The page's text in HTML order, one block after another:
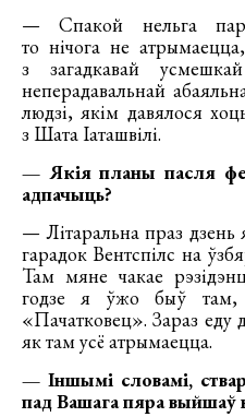
— Спакой нельга
то нічога не
з загадкавай
неперадавальнай
людзі, якім давялося
з Шата Іаташвілі.
— Якія планы пасля
адпачыць?
— Літаральна праз дзень
гарадок Вентспілс на
Там мяне чакае
годзе я ўжо быў там,
«Пачатковец». Зараз еду
як там усё атрымаецца.
— Іншымі словамі,
пад Вашага пяра выйшаў